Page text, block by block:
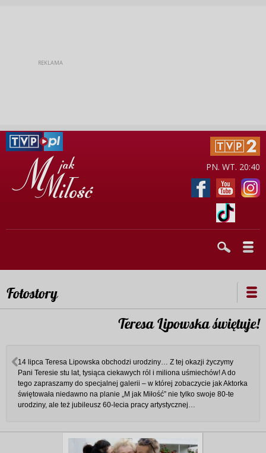
PN. WT. 20:40
Fotostory
Teresa Lipowska świętuje!
14 lipca Teresa Lipowska obchodzi urodziny… Z tej okazji życzymy
Pani Teresie stu lat, tysiąca ciekawych ról i miliona uśmiechów! A do
tego zapraszamy do specjalnej galerii – w której zobaczycie jak Aktorka
świętowała niedawno na planie „M jak Miłość” nie tylko swoje 80-te
urodziny, ale też jubileusz 60-lecia pracy artystycznej…